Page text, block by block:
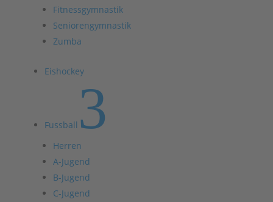
Fitnessgymnastik
Seniorengymnastik
Zumba
Eishockey
Fussball 3
Herren
A-Jugend
B-Jugend
C-Jugend